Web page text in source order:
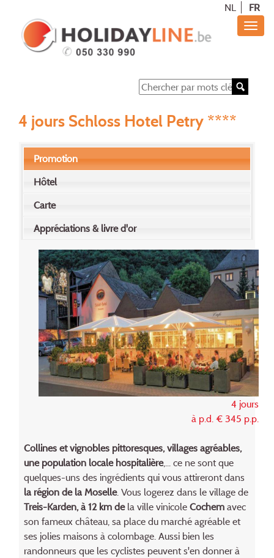
NL FR
4 jours Schloss Hotel Petry ****
Promotion
Hôtel
Carte
Appréciations & livre d'or
4 jours
à p.d. € 345 p.p.
Collines et vignobles pittoresques, villages agréables,
une population locale hospitalière,... ce ne sont que
quelques-uns des ingrédients qui vous attireront dans
la région de la Moselle. Vous logerez dans le village de
Treis-Karden, à 12 km dela ville vinicole Cochem avec
son fameux château, sa place du marché agréable et
ses jolies maisons à colombage. Aussi bien les
randonneurs que les cyclistes peuvent s'en donner à